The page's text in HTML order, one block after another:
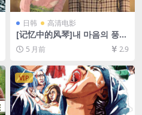
日韩 高清电影
[记忆中的风琴]내 마음의 풍금
(1999)[百度网盘+夸克网盘10
80P超清未删减资源][网盘在
文字幕]
5 月前 2.9
VIP